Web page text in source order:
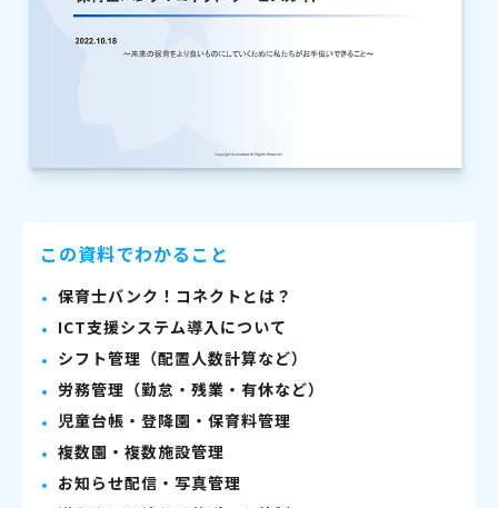
この資料でわかること
保育士バンク！コネクトとは？
ICT支援システム導入について
シフト管理（配置人数計算など）
労務管理（勤怠・残業・有休など）
児童台帳・登降園・保育料管理
複数園・複数施設管理
お知らせ配信・写真管理